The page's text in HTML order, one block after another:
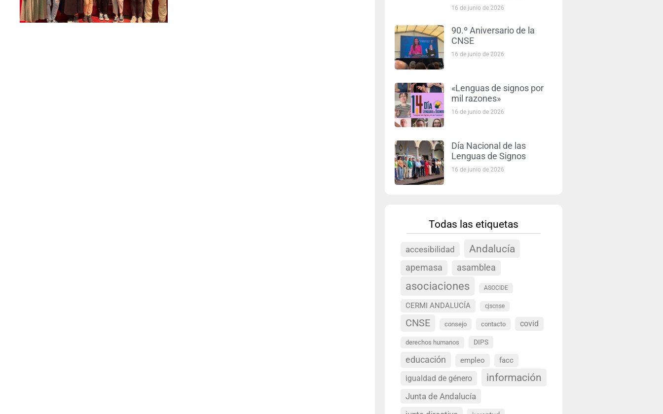
16 de junio de 2026
90.º Aniversario de la
CNSE
16 de junio de 2026
«Lenguas de signos por
mil razones»
16 de junio de 2026
Día Nacional de las
Lenguas de Signos
16 de junio de 2026
Todas las etiquetas
accesibilidad Andalucía
apemasa asamblea
asociaciones ASOCIDE
CERMI ANDALUCÍA cjscnse
CNSE consejo contacto covid
derechos humanos DIPS
educación empleo facc
igualdad de género información
Junta de Andalucía